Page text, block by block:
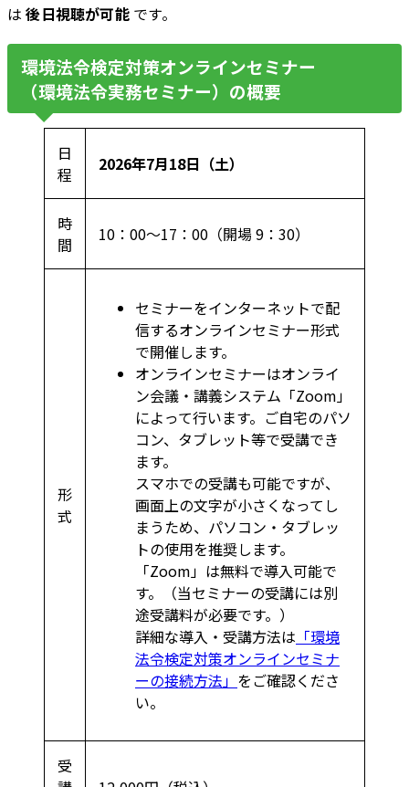
は後日視聴が可能です。
環境法令検定対策オンラインセミナー
（環境法令実務セミナー）の概要
日
程
2026年7月18日（土）
時
間
10：00～17：00（開場 9：30）
形
式
セミナーをインターネットで配
信するオンラインセミナー形式
で開催します。
オンラインセミナーはオンライ
ン会議・講義システム「Zoom」
によって行います。ご自宅のパソ
コン、タブレット等で受講でき
ます。
スマホでの受講も可能ですが、
画面上の文字が小さくなってし
まうため、パソコン・タブレッ
トの使用を推奨します。
「Zoom」は無料で導入可能で
す。（当セミナーの受講には別
途受講料が必要です。）
詳細な導入・受講方法は 「環境
法令検定対策オンラインセミナ
ーの接続方法」 をご確認くださ
い。
受